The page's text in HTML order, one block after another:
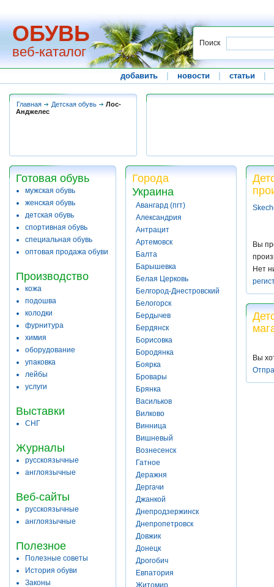
ОБУВЬ
веб-каталог
Поиск
добавить новости статьи
Главная Детская обувь
Лос-
Анджелес
Готовая обувь
мужская обувь
женская обувь
детская обувь
спортивная обувь
специальная обувь
оптовая продажа обуви
Производство
кожа
подошва
колодки
фурнитура
химия
оборудование
упаковка
лейбы
услуги
Выставки
СНГ
Журналы
русскоязычные
англоязычные
Веб-сайты
русскоязычные
англоязычные
Полезное
Полезные советы
История обуви
Законы
Города
Украина
Авангард (пгт)
Александрия
Антрацит
Артемовск
Балта
Барышевка
Белая Церковь
Белгород-Днестровский
Белогорск
Бердычев
Бердянск
Борисовка
Бородянка
Боярка
Бровары
Брянка
Васильков
Вилково
Винница
Вишневый
Вознесенск
Гатное
Деражня
Дергачи
Джанкой
Днепродзержинск
Днепропетровск
Довжик
Донецк
Дрогобич
Евпатория
Житомир
Вы
Нет
Вы